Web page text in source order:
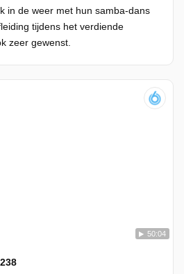
in de weer met hun samba-dans
tijdens het verdiende
zeer gewenst.
50:04